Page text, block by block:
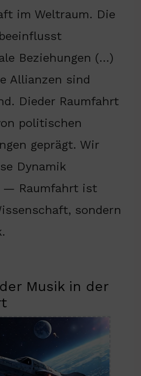
im Weltraum. Die
Beziehungen (…)
Allianzen sind
Dieder Raumfahrt
politischen
geprägt. Wir
Dynamik
— Raumfahrt ist
sondern
Musik in der